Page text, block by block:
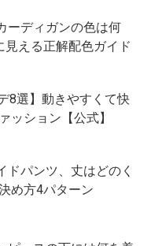
ーディガンの色は何
える正解配色ガイド
8選】動きやすくて快
ッション【公式】
ドパンツ、丈はどのく
め方4パターン